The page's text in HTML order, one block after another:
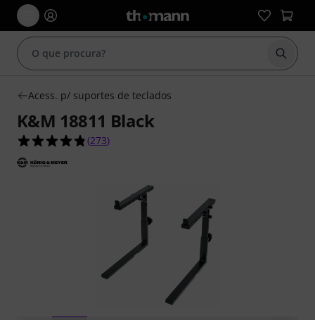
Iniciar
Acess. p/ suportes de teclados
K&M 18811 Black
4.8 de 5 estrelas de 273 avaliações de clientes
(273)